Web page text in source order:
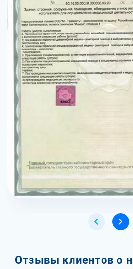
Отзывы клиентов о